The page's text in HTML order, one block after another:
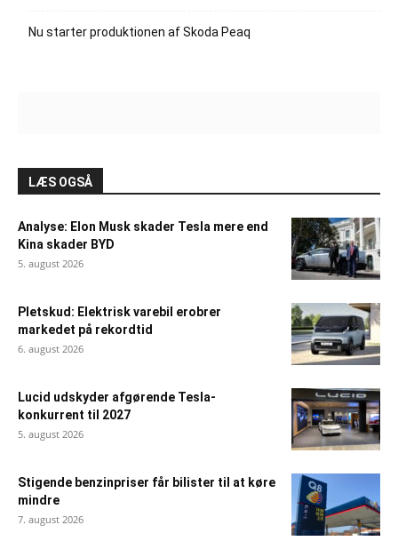
Nu starter produktionen af Skoda Peaq
LÆS OGSÅ
Analyse: Elon Musk skader Tesla mere end
Kina skader BYD
5. august 2026
Pletskud: Elektrisk varebil erobrer
markedet på rekordtid
6. august 2026
Lucid udskyder afgørende Tesla-
konkurrent til 2027
5. august 2026
Stigende benzinpriser får bilister til at køre
mindre
7. august 2026